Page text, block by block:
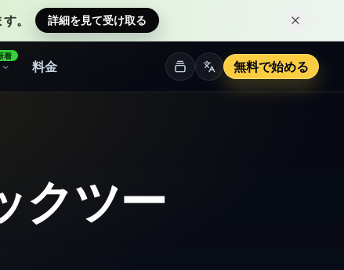
。 詳細を見て受け取る このお
着
料金 無料で始める
クツー